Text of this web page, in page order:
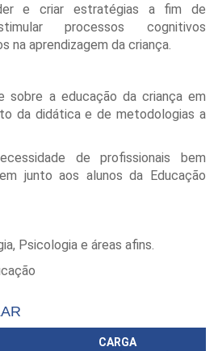
e criar estratégias a fim de
processos cognitivos
na aprendizagem da criança.
sobre a educação da criança em
da didática e de metodologias a
de profissionais bem
junto aos alunos da Educação
Psicologia e áreas afins.
CARGA